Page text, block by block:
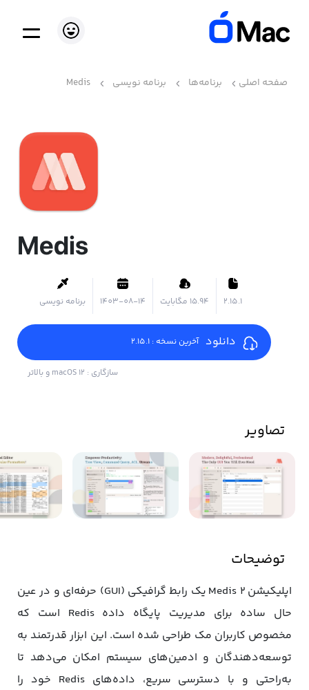
صفحه اصلی برنامه‌ها برنامه نویسی Medis
Medis
2.15.1 ۱۵.۹۴ مگابایت 1403-08-14 برنامه نویسی
دانلود آخرین نسخه : 2.15.1
سازگاری : macOS 12 و بالاتر
تصاویر
توضیحات
اپلیکیشن Medis 2 یک رابط گرافیکی (GUI) حرفه‌ای و در عین
حال ساده برای مدیریت پایگاه داده Redis است که
مخصوص کاربران مک طراحی شده است. این ابزار قدرتمند به
توسعه‌دهندگان و ادمین‌های سیستم امکان می‌دهد تا
به‌راحتی و با دسترسی سریع، داده‌های Redis خود را